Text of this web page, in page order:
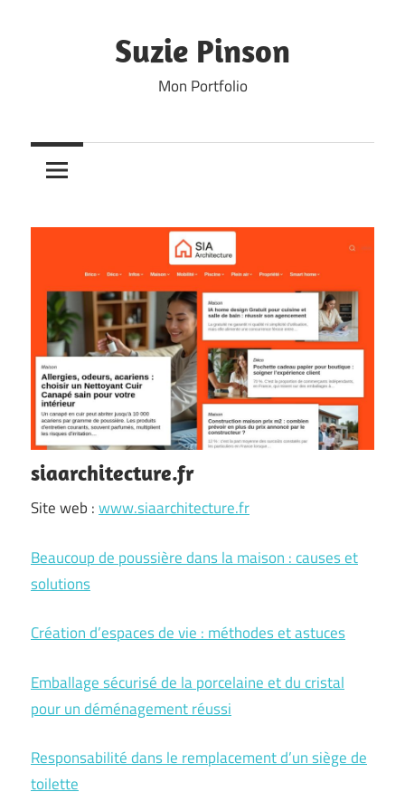
Suzie Pinson
Mon Portfolio
siaarchitecture.fr
Site web :www.siaarchitecture.fr
Beaucoup de poussière dans la maison : causes et
solutions
Création d’espaces de vie : méthodes et astuces
Emballage sécurisé de la porcelaine et du cristal
pour un déménagement réussi
Responsabilité dans le remplacement d’un siège de
toilette